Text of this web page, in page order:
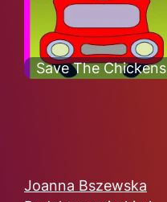
Save The Chickens
Joanna Bszewska